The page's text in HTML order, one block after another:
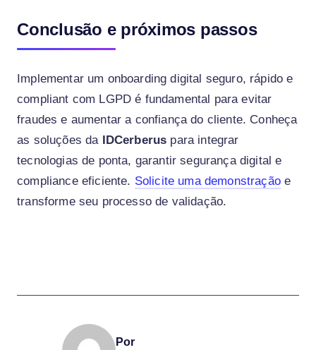
Conclusão e próximos passos
Implementar um onboarding digital seguro, rápido e
compliant com LGPD é fundamental para evitar
fraudes e aumentar a confiança do cliente. Conheça
as soluções da IDCerberus para integrar
tecnologias de ponta, garantir segurança digital e
compliance eficiente. Solicite uma demonstração e
transforme seu processo de validação.
Por